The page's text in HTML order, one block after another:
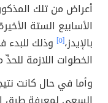
أعراض من تلك
الأسابيع الستة
بالإيدز،[٥]
وذلك
الخطوات اللازمة
وأما في حال كانت